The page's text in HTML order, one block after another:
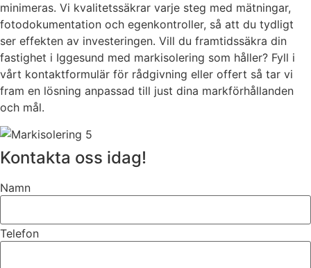
minimeras. Vi kvalitetssäkrar varje steg med mätningar,
fotodokumentation och egenkontroller, så att du tydligt
ser effekten av investeringen. Vill du framtidssäkra din
fastighet i Iggesund med markisolering som håller? Fyll i
vårt kontaktformulär för rådgivning eller offert så tar vi
fram en lösning anpassad till just dina markförhållanden
och mål.
Kontakta oss idag!
Namn
Telefon